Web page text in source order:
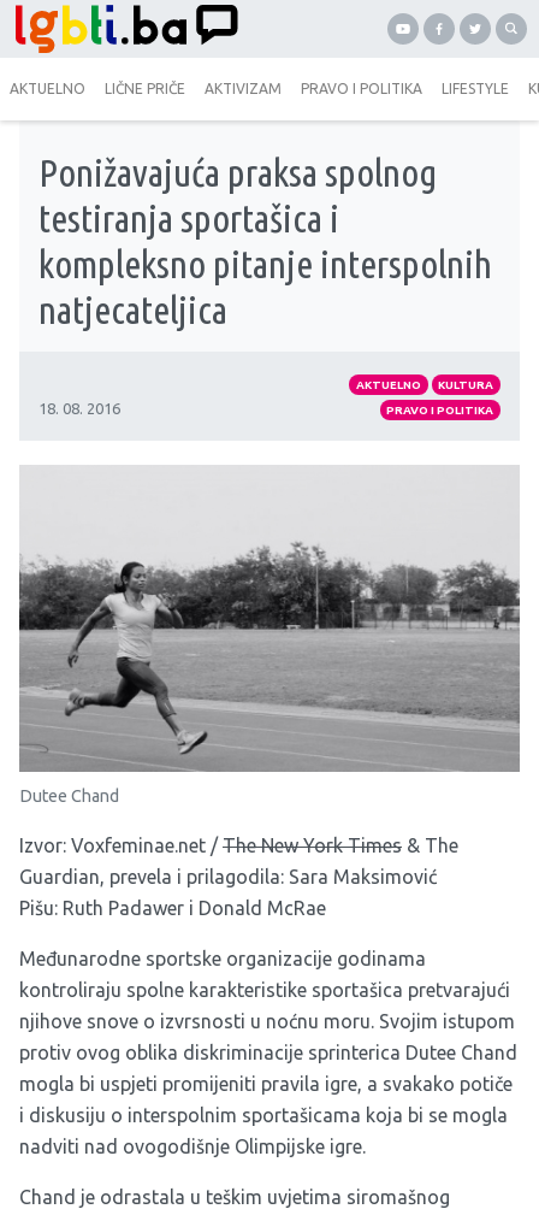
AKTUELNO LIČNE PRIČE AKTIVIZAM PRAVO I POLITIKA LIFESTYLE
Ponižavajuća praksa spolnog
testiranja sportašica i
kompleksno pitanje interspolnih
natjecateljica
18. 08. 2016
AKTUELNO
KULTURA
PRAVO I POLITIKA
Dutee Chand
Izvor: Voxfeminae.net /The New York Times & The
Guardian, prevela i prilagodila: Sara Maksimović
Pišu: Ruth Padawer i Donald McRae
Međunarodne sportske organizacije godinama
kontroliraju spolne karakteristike sportašica pretvarajući
njihove snove o izvrsnosti u noćnu moru. Svojim istupom
protiv ovog oblika diskriminacije sprinterica Dutee Chand
mogla bi uspjeti promijeniti pravila igre, a svakako potiče
i diskusiju o interspolnim sportašicama koja bi se mogla
nadviti nad ovogodišnje Olimpijske igre.
Chand je odrastala u teškim uvjetima siromašnog